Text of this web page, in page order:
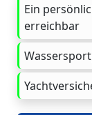
Ein
erreichbar